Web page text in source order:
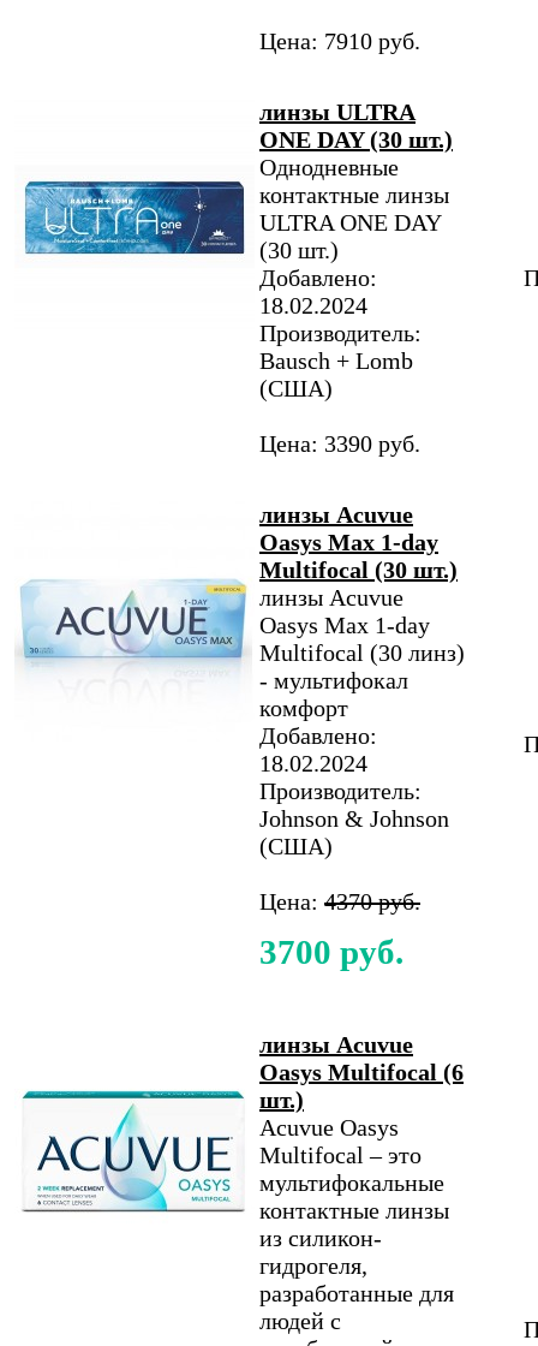
Цена: 7910 руб.
линзы ULTRA
ONE DAY (30 шт.)
Однодневные
контактные линзы
ULTRA ONE DAY
(30 шт.)
Добавлено:
18.02.2024
Производитель:
Bausch + Lomb
(США)
Цена: 3390 руб.
линзы Acuvue
Oasys Max 1-day
Multifocal (30 шт.)
линзы Acuvue
Oasys Max 1-day
Multifocal (30 линз)
- мультифокал
комфорт
Добавлено:
18.02.2024
Производитель:
Johnson & Johnson
(США)
Цена: 4370 руб.
3700 руб.
линзы Acuvue
Oasys Multifocal (6
шт.)
Acuvue Oasys
Multifocal – это
мультифокальные
контактные линзы
из силикон-
гидрогеля,
разработанные для
людей с